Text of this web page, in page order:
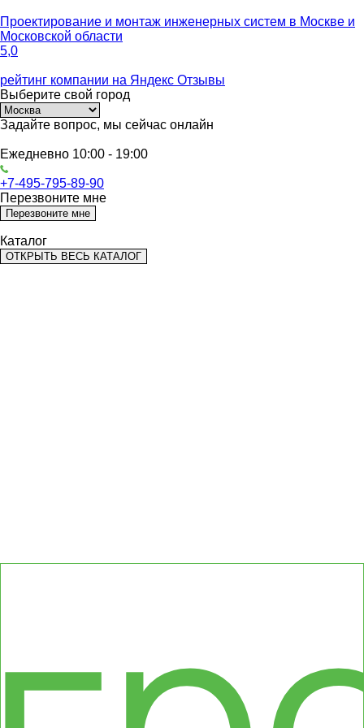
Проектирование и монтаж инженерных систем в Москве и
Московской области
5,0
рейтинг компании на Яндекс Отзывы
Выберите свой город
Задайте вопрос, мы сейчас онлайн
Ежедневно 10:00 - 19:00
+7-495-795-89-90
Перезвоните мне
Перезвоните мне
Каталог
ОТКРЫТЬ ВЕСЬ КАТАЛОГ